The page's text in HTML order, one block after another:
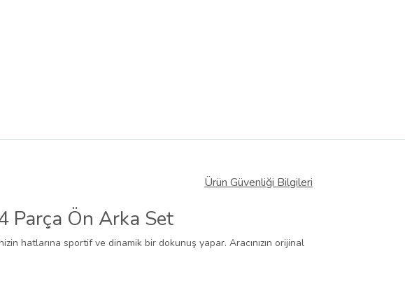
Ürün Güvenliği Bilgileri
Parça Ön Arka Set
hatlarına sportif ve dinamik bir dokunuş yapar. Aracınızın orijinal